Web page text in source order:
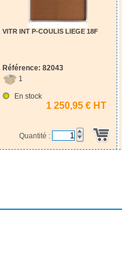
VITR INT P-COULIS LIEGE 18F
Référence: 82043
1
En stock
1 250,95 € HT
Quantité :